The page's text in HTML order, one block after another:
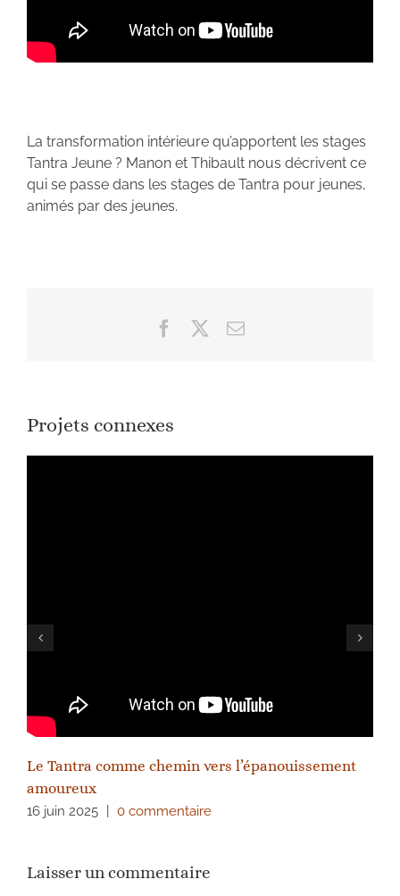
La transformation intérieure qu’apportent les stages
Tantra Jeune ? Manon et Thibault nous décrivent ce
qui se passe dans les stages de Tantra pour jeunes,
animés par des jeunes.
FacebookEmail
Projets connexes
Le Tantra comme chemin vers l’épanouissement
amoureux
16 juin 2025 0 commentaire
Laisser un commentaire